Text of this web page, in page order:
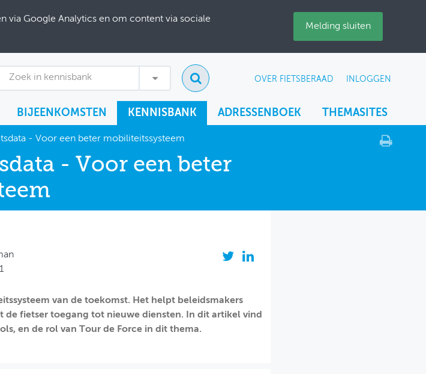
via Google Analytics en om content via sociale
Melding sluiten
Zoek in kennisbank OVER FIETSBERAAD INLOGGEN
BIJEENKOMSTEN KENNISBANK ADRESSENBOEK THEMASITES
- Voor een beter mobiliteitssysteem
- Voor een beter
van de toekomst. Het helpt beleidsmakers
de fietser toegang tot nieuwe diensten. In dit artikel vind
en de rol van Tour de Force in dit thema.